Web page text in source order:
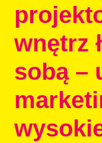
wnętrz
sobą –